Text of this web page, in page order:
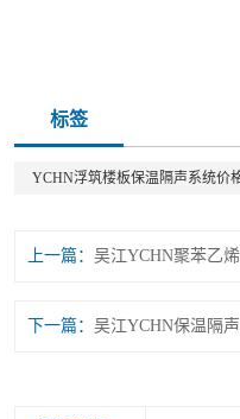
标签
YCHN浮筑楼板保温隔声系统价
上一篇 吴江YCHN聚苯乙
下一篇 吴江YCHN保温隔